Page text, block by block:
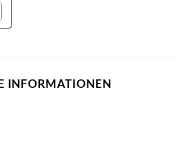
INFORMATIONEN